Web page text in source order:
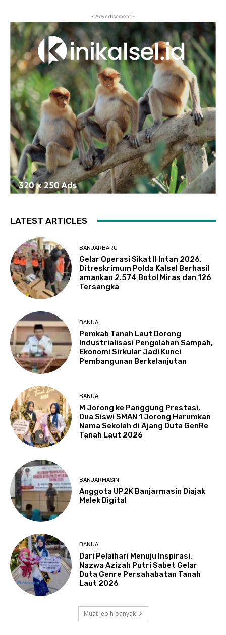
- Advertisement -
LATEST ARTICLES
BANJARBARU
Gelar Operasi Sikat II Intan 2026,
Ditreskrimum Polda Kalsel Berhasil
amankan 2.574 Botol Miras dan 126
Tersangka
BANUA
Pemkab Tanah Laut Dorong
Industrialisasi Pengolahan Sampah,
Ekonomi Sirkular Jadi Kunci
Pembangunan Berkelanjutan
BANUA
M Jorong ke Panggung Prestasi,
Dua Siswi SMAN 1 Jorong Harumkan
Nama Sekolah di Ajang Duta GenRe
Tanah Laut 2026
BANJARMASIN
Anggota UP2K Banjarmasin Diajak
Melek Digital
BANUA
Dari Pelaihari Menuju Inspirasi,
Nazwa Azizah Putri Sabet Gelar
Duta Genre Persahabatan Tanah
Laut 2026
Muat lebih banyak